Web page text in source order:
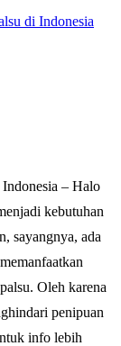
di Indonesia
– Halo
kebutuhan
sayangnya, ada
Oleh karena
penipuan
info lebih